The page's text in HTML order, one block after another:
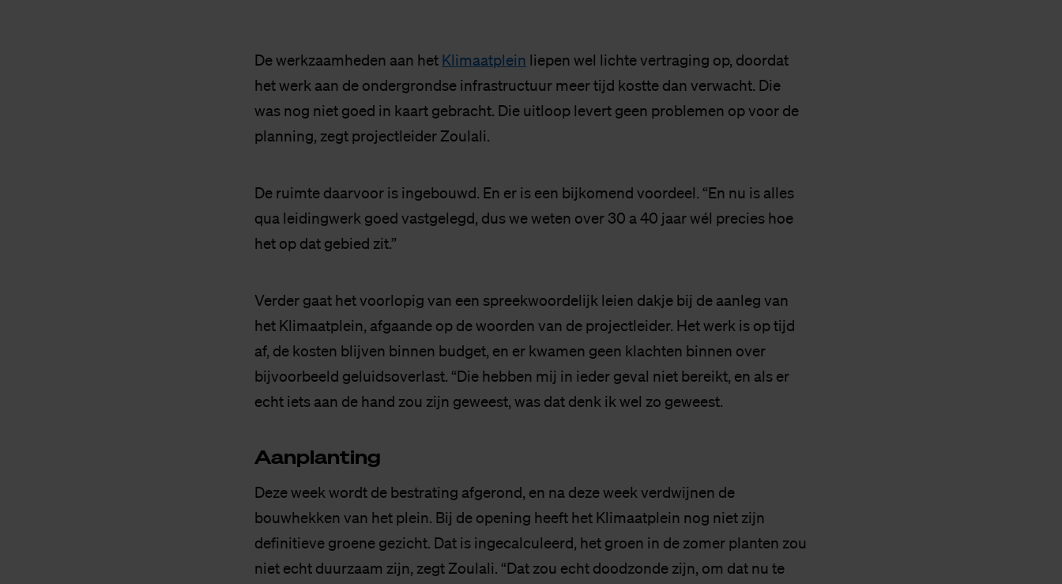
De werkzaamheden aan het Klimaatplein liepen wel lichte vertraging op, doordat
het werk aan de ondergrondse infrastructuur meer tijd kostte dan verwacht. Die
was nog niet goed in kaart gebracht. Die uitloop levert geen problemen op voor de
planning, zegt projectleider Zoulali.
De ruimte daarvoor is ingebouwd. En er is een bijkomend voordeel. “En nu is alles
qua leidingwerk goed vastgelegd, dus we weten over 30 a 40 jaar wél precies hoe
het op dat gebied zit.”
Verder gaat het voorlopig van een spreekwoordelijk leien dakje bij de aanleg van
het Klimaatplein, afgaande op de woorden van de projectleider. Het werk is op tijd
af, de kosten blijven binnen budget, en er kwamen geen klachten binnen over
bijvoorbeeld geluidsoverlast. “Die hebben mij in ieder geval niet bereikt, en als er
echt iets aan de hand zou zijn geweest, was dat denk ik wel zo geweest.
Aan­plan­ting
Deze week wordt de bestrating afgerond, en na deze week verdwijnen de
bouwhekken van het plein. Bij de opening heeft het Klimaatplein nog niet zijn
definitieve groene gezicht. Dat is ingecalculeerd, het groen in de zomer planten zou
niet echt duurzaam zijn, zegt Zoulali. “Dat zou echt doodzonde zijn, om dat nu te